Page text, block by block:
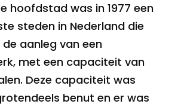
hoofdstad was in 1977 een
steden in Nederland die
aanleg van een
met een capaciteit van
Deze capaciteit was
benut en er was